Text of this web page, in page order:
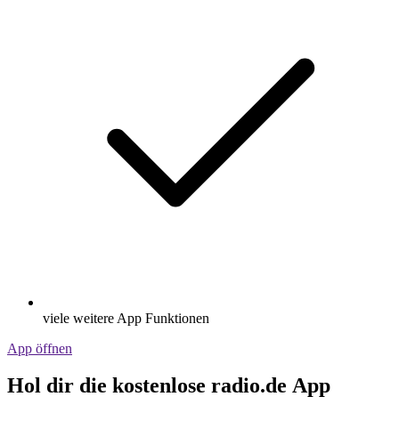
viele weitere App Funktionen
App öffnen
Hol dir die kostenlose radio.de App